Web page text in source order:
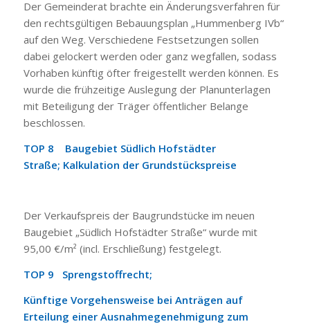
Der Gemeinderat brachte ein Änderungsverfahren für
den rechtsgültigen Bebauungsplan „Hummenberg IVb“
auf den Weg. Verschiedene Festsetzungen sollen
dabei gelockert werden oder ganz wegfallen, sodass
Vorhaben künftig öfter freigestellt werden können. Es
wurde die frühzeitige Auslegung der Planunterlagen
mit Beteiligung der Träger öffentlicher Belange
beschlossen.
TOP 8 Baugebiet Südlich Hofstädter
Straße; Kalkulation der Grundstückspreise
Der Verkaufspreis der Baugrundstücke im neuen
Baugebiet „Südlich Hofstädter Straße“ wurde mit
95,00 €/m² (incl. Erschließung) festgelegt.
TOP 9 Sprengstoffrecht;
Künftige Vorgehensweise bei Anträgen auf
Erteilung einer Ausnahmegenehmigung zum